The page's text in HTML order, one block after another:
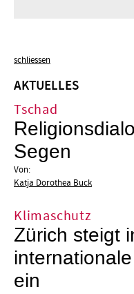
schliessen
AKTUELLES
Tschad
Segen
Von:
Katja Dorothea Buck
Klimaschutz
Zürich steigt
ein